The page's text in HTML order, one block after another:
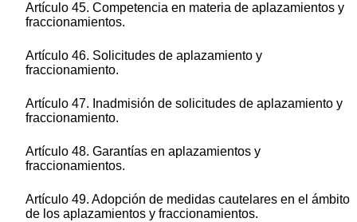
Artículo 45. Competencia en materia de aplazamientos y
fraccionamientos.
Artículo 46. Solicitudes de aplazamiento y
fraccionamiento.
Artículo 47. Inadmisión de solicitudes de aplazamiento y
fraccionamiento.
Artículo 48. Garantías en aplazamientos y
fraccionamientos.
Artículo 49. Adopción de medidas cautelares en el ámbito
de los aplazamientos y fraccionamientos.